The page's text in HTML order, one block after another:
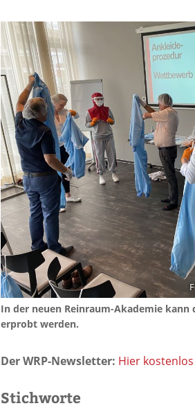
In der neuen Reinraum-Akademie
erprobt werden.
Der WRP-Newsletter: Hier
Stichworte